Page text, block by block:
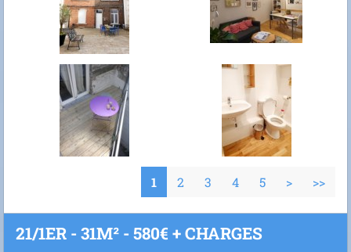
1 2 3 4 5 > >>
21/1ER - 31M² - 580€ + CHARGES